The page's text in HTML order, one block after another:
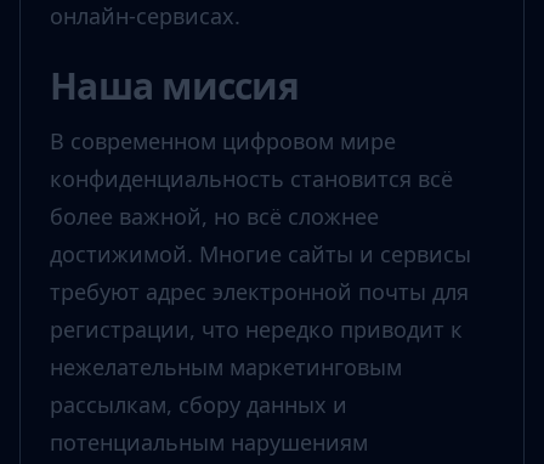
онлайн-сервисах.
Наша миссия
В современном цифровом мире
конфиденциальность становится всё
более важной, но всё сложнее
достижимой. Многие сайты и сервисы
требуют адрес электронной почты для
регистрации, что нередко приводит к
нежелательным маркетинговым
рассылкам, сбору данных и
потенциальным нарушениям